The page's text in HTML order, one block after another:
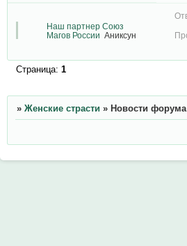
Наш партнер Союз
Магов России Аниксун
Страница: 1
» Женские страсти » Новости форума